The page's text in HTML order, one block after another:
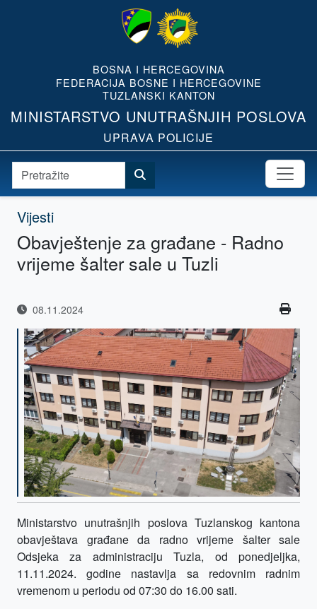
BOSNA I HERCEGOVINA
FEDERACIJA BOSNE I HERCEGOVINE
TUZLANSKI KANTON
MINISTARSTVO UNUTRAŠNJIH POSLOVA
UPRAVA POLICIJE
Vijesti
Obavještenje za građane - Radno
vrijeme šalter sale u Tuzli
08.11.2024
Ministarstvo unutrašnjih poslova Tuzlanskog kantona
obavještava građane da radno vrijeme šalter sale
Odsjeka za administraciju Tuzla, od ponedjeljka,
11.11.2024. godine nastavlja sa redovnim radnim
vremenom u periodu od 07:30 do 16.00 sati.